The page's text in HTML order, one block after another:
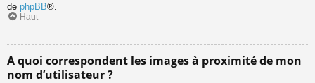
de phpBB®.
Haut
A quoi correspondent les images à proximité de mon
nom d’utilisateur ?